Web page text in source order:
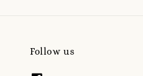
Follow us